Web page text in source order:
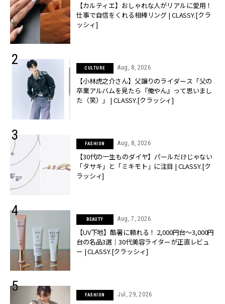
【カルティエ】おしゃれな人がリアルに愛用！
仕事で自信をくれる相棒リング | CLASSY.[クラ
ッシィ]
CULTURE Aug, 8, 2026
【小林虎之介さん】父譲りのライダース「父の
卒業アルバムを見たら『俺やん』って思いまし
た（笑）」 | CLASSY.[クラッシィ]
FASHION Aug, 8, 2026
【30代の一生ものダイヤ】パールだけじゃない
「タサキ」と「ミキモト」に注目 | CLASSY.[ク
ラッシィ]
BEAUTY Aug, 7, 2026
【UV下地】酷暑に頼れる！ 2,000円台〜3,000円
台の名品3選｜30代美容ライターが正直レビュ
ー | CLASSY.[クラッシィ]
FASHION Jul, 29, 2026